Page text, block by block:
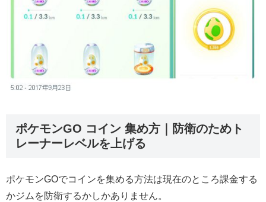
ポケモンGO コイン 集め方｜防衛のためト
レーナーレベルを上げる
ポケモンGOでコインを集める方法は現在のところ課金する
かジムを防衛するかしかありません。